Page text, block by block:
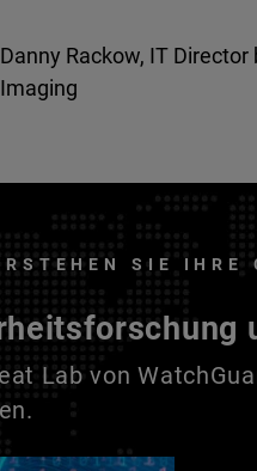
Danny Rackow, IT Director
Imaging
SIE IHRE
Lab von